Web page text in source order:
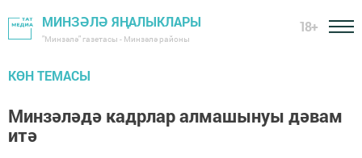
МИНЗӘЛӘ ЯҢАЛЫКЛАРЫ
"Минзәлә" газетасы - Минзәлә районы
18+
КӨН ТЕМАСЫ
Минзәләдә кадрлар алмашынуы дәвам
итә